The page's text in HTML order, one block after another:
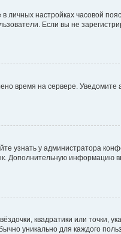
личных настройках часовой
Если вы не
время на сервере. Уведомите
узнать у администратора
Дополнительную информацию
квадратики или точки,
уникально для каждого